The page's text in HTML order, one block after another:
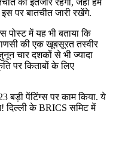
इस पर बातचीत जारी रखेंगे.
पोस्ट में यह भी बताया कि
की एक खूबसूरत तस्वीर
चार दशकों से भी ज्यादा
पर किताबों के लिए
बड़ी पेंटिंग्स पर काम किया. ये
दिल्ली के BRICS समिट में